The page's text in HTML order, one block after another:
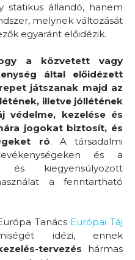
statikus állandó, hanem
melynek változását
egyaránt előidézik.
a közvetett vagy
által előidézett
játszanak majd az
illetve jóllétének
védelme, kezelése és
jogokat biztosít, és
ró. A társadalmi
és a
és kiegyensúlyozott
a fenntartható
Tanács Európai Táj
idézi, ennek
tervezés hármas